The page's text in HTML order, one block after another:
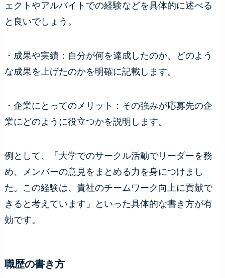
ェクトやアルバイトでの経験などを具体的に述べる
と良いでしょう。
・成果や実績：自分が何を達成したのか、どのよう
な成果を上げたのかを明確に記載します。
・企業にとってのメリット：その強みが応募先の企
業にどのように役立つかを説明します。
例として、「大学でのサークル活動でリーダーを務
め、メンバーの意見をまとめる力を身につけまし
た。この経験は、貴社のチームワーク向上に貢献で
きると考えています」といった具体的な書き方が有
効です。
職歴の書き方